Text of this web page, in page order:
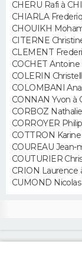
Alimentation
Guide de la santé
Maladies
Médicaments
Sommeil
VOYAGE
Destinations
City break
Voyage nature
Voyage de noces
Forum
Climat
+
PHOTO
GUIDES D'ACHAT
BONS PLANS
CARTE DE VOEUX
Carte de Noël
Carte Bonne année
Carte Saint-Valentin
Carte Pâques
Carte d'anniversaire
DICTIONNAIRE
S'inscrire
Se connecter
Lycées
Collèges
Primaires
Universités
Entreprises
Service militaire
Avis de recherche
CHERU Rafi à
CHIARLA
CHOUIKH
CITERNE
CLEMENT
COCHET Antoine
COLERIN
COLOMBANI
CONNAN Yvon à
CORBOZ
CORROYER
COTTRON
COUREAU Jean-
COUTURIER
CRION Laurence
CUMOND